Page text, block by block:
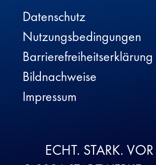
Datenschutz
Nutzungsbedingungen
Barrierefreiheitserklärung
Bildnachweise
Impressum
ECHT. STARK.